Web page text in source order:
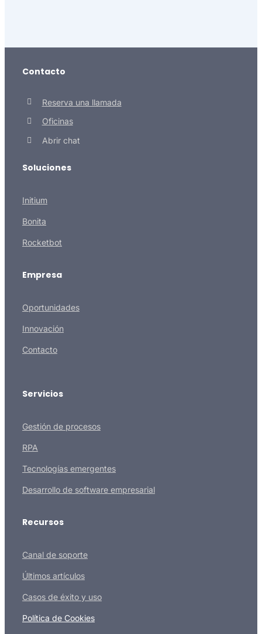
Contacto
Reserva una llamada
Oficinas
Abrir chat
Soluciones
Initium
Bonita
Rocketbot
Empresa
Oportunidades
Innovación
Contacto
Servicios
Gestión de procesos
RPA
Tecnologías emergentes
Desarrollo de software empresarial
Recursos
Canal de soporte
Últimos artículos
Casos de éxito y uso
Política de Cookies